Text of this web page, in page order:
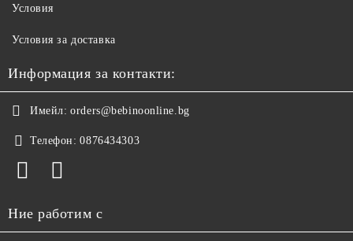
Условия
Условия за доставка
Информация за контакти:
Имейл: orders@bebinoonline.bg
Телефон: 0876434303
Ние работим с